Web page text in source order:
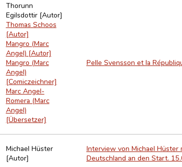
Thorunn
Egilsdottir [Autor]
Thomas Schoos
[Autor]
Mangro (Marc
Angel) [Autor]
Mangro (Marc
Angel)
[Comiczeichner]
Marc Angel-
Romera (Marc
Angel)
[Übersetzer]
Pelle Svensson et la
Michael Hüster
[Autor]
Interview von Michael Hüster
Deutschland an den Start.